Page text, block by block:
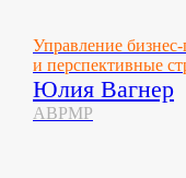
Управление
и перспективные
Юлия Вагнер
ABPMP